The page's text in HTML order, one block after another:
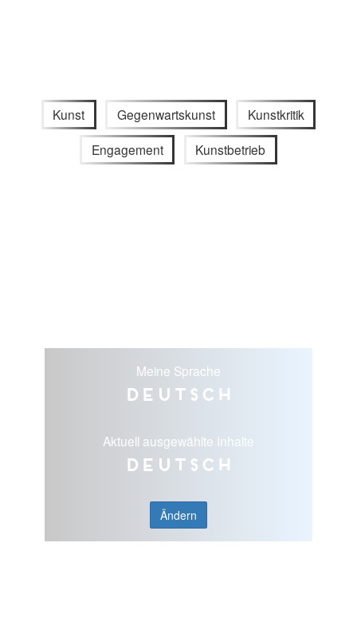
Kunst Gegenwartskunst Kunstkritik
Engagement Kunstbetrieb
Meine Sprache
Deutsch
Aktuell ausgewählte Inhalte
Deutsch
Ändern